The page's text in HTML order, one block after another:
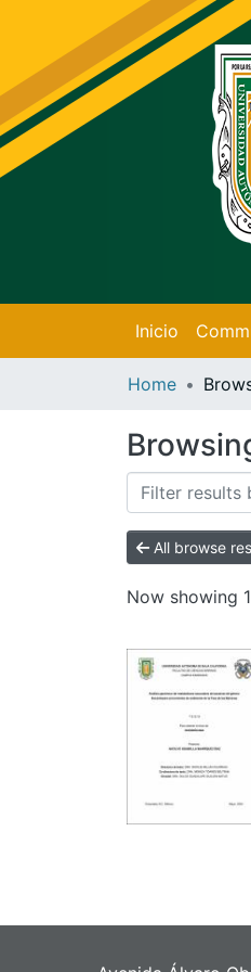
Inicio
Home
All browse
Now showing